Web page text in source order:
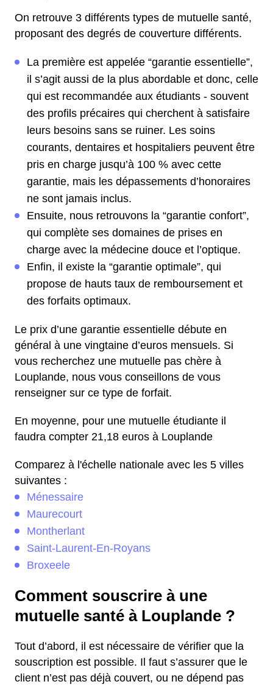
On retrouve 3 différents types de mutuelle santé,
proposant des degrés de couverture différents.
La première est appelée “garantie essentielle”,
il s’agit aussi de la plus abordable et donc, celle
qui est recommandée aux étudiants - souvent
des profils précaires qui cherchent à satisfaire
leurs besoins sans se ruiner. Les soins
courants, dentaires et hospitaliers peuvent être
pris en charge jusqu’à 100 % avec cette
garantie, mais les dépassements d’honoraires
ne sont jamais inclus.
Ensuite, nous retrouvons la “garantie confort”,
qui complète ses domaines de prises en
charge avec la médecine douce et l’optique.
Enfin, il existe la “garantie optimale”, qui
propose de hauts taux de remboursement et
des forfaits optimaux.
Le prix d’une garantie essentielle débute en
général à une vingtaine d’euros mensuels. Si
vous recherchez une mutuelle pas chère à
Louplande, nous vous conseillons de vous
renseigner sur ce type de forfait.
En moyenne, pour une mutuelle étudiante il
faudra compter 21,18 euros à Louplande
Comparez à l'échelle nationale avec les 5 villes
suivantes :
Ménessaire
Maurecourt
Montherlant
Saint-Laurent-En-Royans
Broxeele
Comment souscrire à une
mutuelle santé à Louplande ?
Tout d’abord, il est nécessaire de vérifier que la
souscription est possible. Il faut s’assurer que le
client n’est pas déjà couvert, ou ne dépend pas